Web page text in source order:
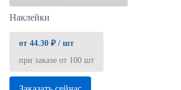
Наклейки
от 44.30 ₽ / шт
при заказе от 100 шт